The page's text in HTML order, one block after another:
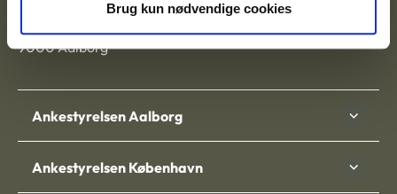
Brug kun nødvendige cookies
9000 Aalborg
Ankestyrelsen Aalborg
Ankestyrelsen København